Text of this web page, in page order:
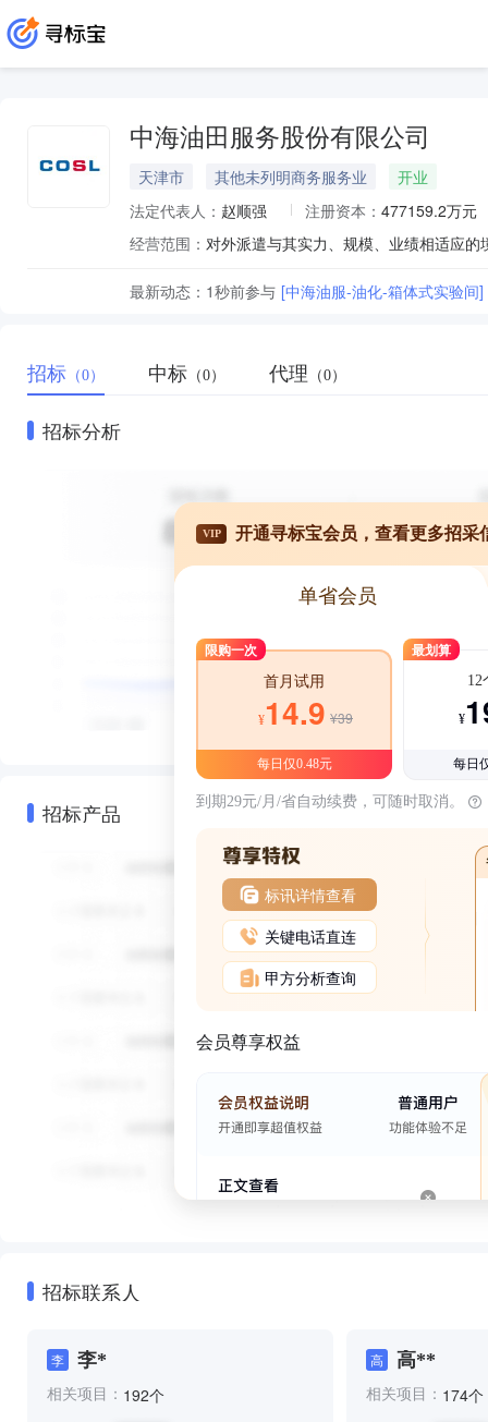
中海油田服务股份有限公司
天津市 其他未列明商务服务业
开业
法定代表人： 赵顺强 注册资本： 477159.2万元
经营范围：
最新动态： 1秒前参与 [中海油服-油化-箱体式实验间]
招标 （0） 中标 （0） 代理 （0）
招标分析
招标产品
VIP 开通寻标宝会员，查看更多招采
单省会员
限购一次
首月试用
¥14.9 ¥39
每日仅0.48元
最划算
12
¥
每日
到期29元/月/省自动续费，可随时取消。
标讯详情查看
关键电话直连
甲方分析查询
会员尊享权益
招标联系人
李 李*
相关项目： 192个
高 高**
相关项目： 174个